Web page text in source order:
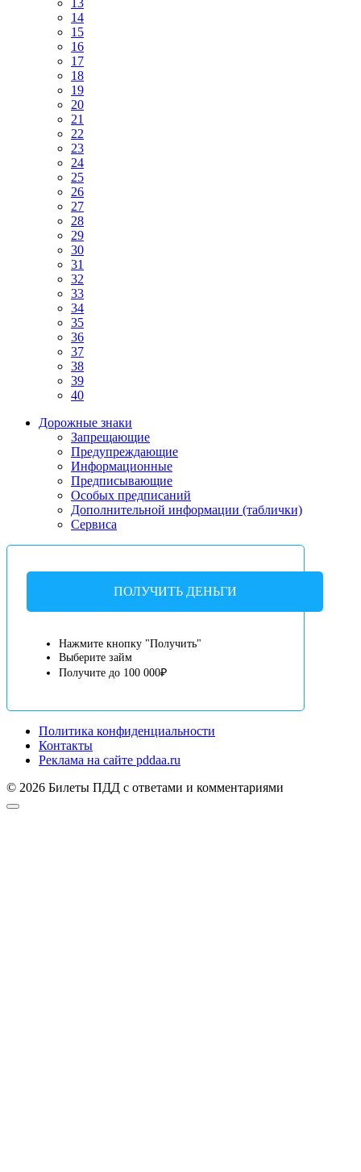
13
14
15
16
17
18
19
20
21
22
23
24
25
26
27
28
29
30
31
32
33
34
35
36
37
38
39
40
Дорожные знаки
Запрещающие
Предупреждающие
Информационные
Предписывающие
Особых предписаний
Дополнительной информации (таблички)
Сервиса
ПОЛУЧИТЬ ДЕНЬГИ
Нажмите кнопку "Получить"
Выберите займ
Получите до 100 000₽
Политика конфиденциальности
Контакты
Реклама на сайте pddaa.ru
© 2026 Билеты ПДД с ответами и комментариями